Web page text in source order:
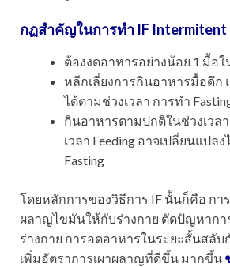
กฏสำคัญในการทำ IF Intermitent
ต้องงดอาหารอย่างน้อย 1 มื้อ
หลีกเลี่ยงการกินอาหารมื้อดึก
ได้ตามช่วงเวลา การทำ
กินอาหารตามปกติในช่วงเวลา
เวลา Feeding อาจเปลี่ยนแปล
Fasting
โดยหลักการของวิธีการ IF นั้นก็คือ กา
ผลาญไขมันให้กับร่างกาย ตัดปัญหาก
ร่างกาย การอดอาหารในระยะสั้นสลับ
เพิ่มอัตราการเผาผลาญที่ดีขึ้น มากขึ้น